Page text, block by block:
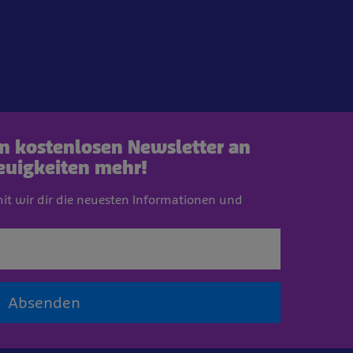
kostenlosen Newsletter an
mehr!
wir dir die neuesten Informationen und
Absenden